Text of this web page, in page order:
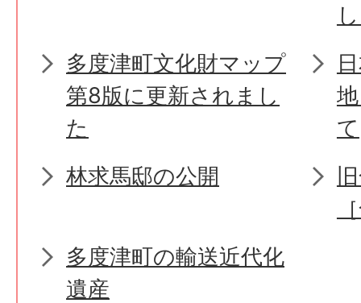
多度津町文化財マップ
第8版に更新されまし
た
て
林求馬邸の公開
多度津町の輸送近代化
遺産